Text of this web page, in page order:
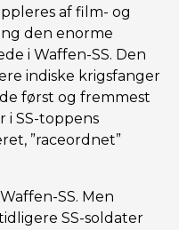
af film- og
den enorme
i Waffen-SS. Den
indiske krigsfanger
først og fremmest
i SS-toppens
”raceordnet”
SS. Men
SS-soldater